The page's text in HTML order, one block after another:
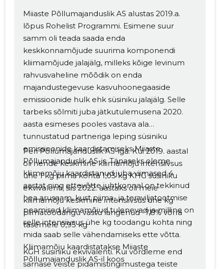
Miiaste Põllumajanduslik AS alustas 2019.a.
lõpus Rohelist Programmi. Esimene suur
samm oli teada saada enda
keskkonnamõjude suurima komponendi
kliimamõjude jalajälg, milleks kõige levinum
rahvusvaheline mõõdik on enda
majandustegevuse kasvuhoonegaaside
emissioonide hulk ehk süsiniku jalajälg. Selle
tarbeks sõlmiti juba jätkutulemusena 2020.
aasta esimeses pooles vastava ala
tunnustatud partneriga leping süsiniku
emissioonide kaardistamiseks Miiaste
Põllumajanduslik AS-is. Tänaseks oleme
kliimamõju kaardistanud juba viimased 4
aastat ning ettevõtte juhtkonnal on tekkinud
hea arusaam, kust piima- ja teraviljatootmise
peamised kliimamõjud tulenevad ja milline on
selle intensiivsus ühe kg toodangu kohta ning
mida saab selle vähendamiseks ette võtta.
Kliimamõju kaardistatakse Miiaste
Põllumajanduslik AS-il koos
Peri Põllumajanduslik AS-iga. Kui 2019. aastal
oli nende keskmine kliimamõju intensiivsus
ühe 1 kg piima kohta 1,03 kg KHG süsiniku
ekvivalenti, siis 2022. aastaks oli meie
kliimamõju keskmine intensiivsus ühe kg
piimatoodangu vastu langenud -7,8% võrra
tasemele 0,95 kg
KGH süsiniku ekvivalenti. Kui võrdleme end
sarnase veiste pidamistingimustega teiste